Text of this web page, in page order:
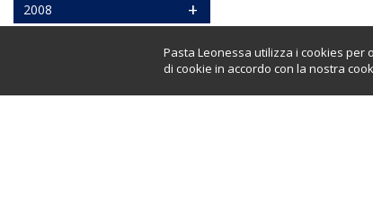
Pasta Leonessa utilizza i cookies
di cookie in accordo con la nostra
2008 +